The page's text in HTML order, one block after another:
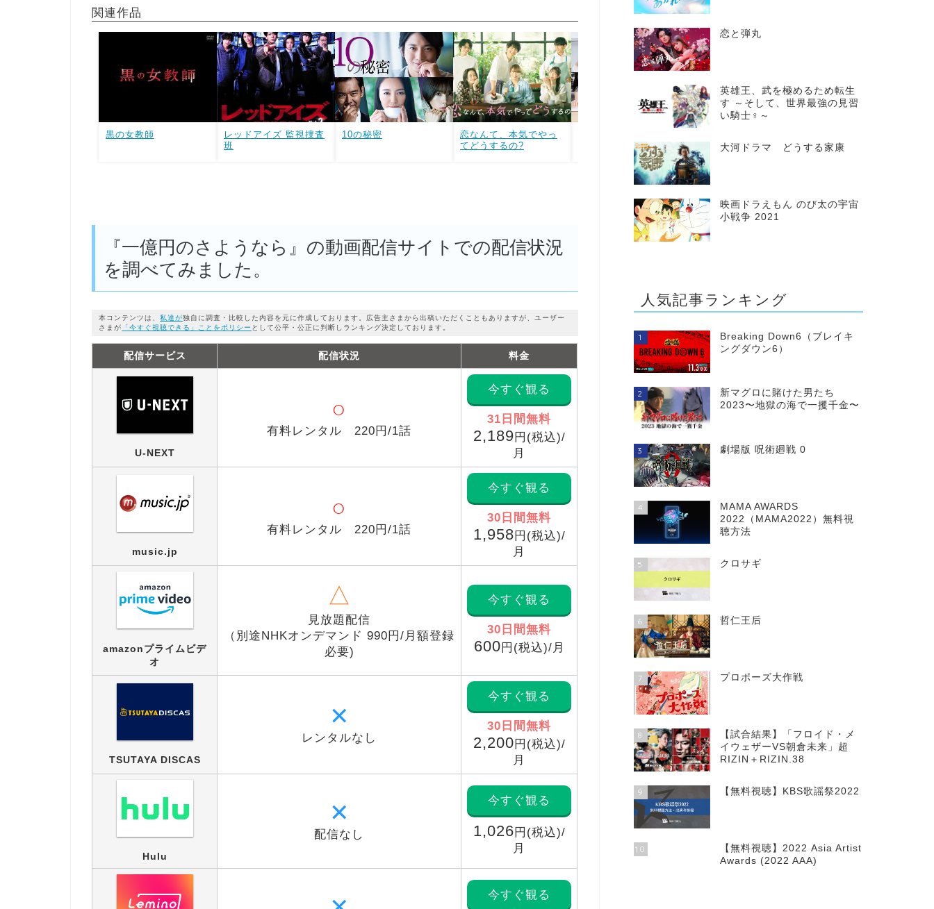
関連作品
黒の女教師
レッドアイズ 監視捜査
班
10の秘密
恋なんて、本気でやっ
てどうするの?
ん!
『一億円のさようなら』の動画配信サイトでの配信状況
を調べてみました。
本コンテンツは、私達が独自に調査・比較した内容を元に作成しております。広告主さまから出稿いただくこともありますが、ユーザー
さまが 「今すぐ視聴できる」ことをポリシー として公平・公正に判断しランキング決定しております。
配信サービス 配信状況 料金
U-NEXT
○
有料レンタル 220円/1話
今すぐ観る
31日間無料
2,189 円(税込)/
月
music.jp
○
有料レンタル 220円/1話
今すぐ観る
30日間無料
1,958 円(税込)/
月
amazonプライムビデ
オ
△
見放題配信
（別途NHKオンデマンド 990円/月額登録
必要)
今すぐ観る
30日間無料
600 円(税込)/月
TSUTAYA DISCAS
✕
レンタルなし
今すぐ観る
30日間無料
2,200 円(税込)/
月
Hulu
✕
配信なし
今すぐ観る
1,026 円(税込)/
月
今すぐ観る
恋と弾丸
英雄王、武を極めるため転生
す ～そして、世界最強の見習
い騎士♀～
大河ドラマ どうする家康
映画ドラえもん のび太の宇宙
小戦争 2021
人気記事ランキング
1
Breaking Down6（ブレイキ
ングダウン6）
2
新マグロに賭けた男たち
2023〜地獄の海で一攫千金〜
3 劇場版 呪術廻戦 0
4
MAMA AWARDS
2022（MAMA2022）無料視
聴方法
5 クロサギ
6 哲仁王后
7 プロポーズ大作戦
8
【試合結果】「フロイド・メ
イウェザーVS朝倉未来」超
RIZIN＋RIZIN.38
9 【無料視聴】KBS歌謡祭2022
10
【無料視聴】2022 Asia Artist
Awards (2022 AAA)